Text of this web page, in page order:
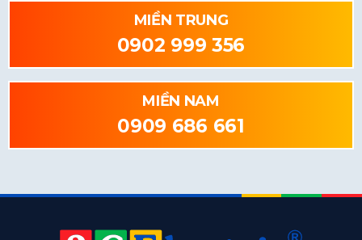
MIỀN TRUNG
0902 999 356
MIỀN NAM
0909 686 661